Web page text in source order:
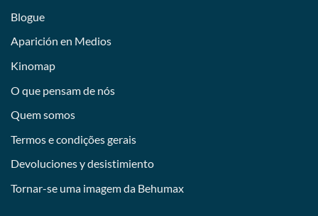
Blogue
Aparición en Medios
Kinomap
O que pensam de nós
Quem somos
Termos e condições gerais
Devoluciones y desistimiento
Tornar-se uma imagem da Behumax